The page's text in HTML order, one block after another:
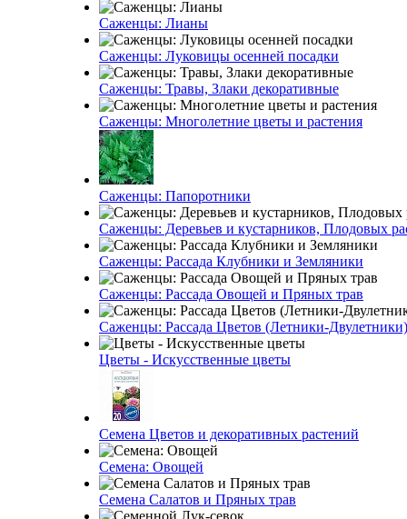
Саженцы: Лианы
Саженцы: Луковицы осенней посадки
Саженцы: Травы, Злаки декоративные
Саженцы: Многолетние цветы и растения
Саженцы: Папоротники
Саженцы: Деревьев и кустарников, Плодовых
Саженцы: Рассада Клубники и Земляники
Саженцы: Рассада Овощей и Пряных трав
Саженцы: Рассада Цветов (Летники-Двулетники)
Цветы - Искусственные цветы
Семена Цветов и декоративных растений
Семена: Овощей
Семена Салатов и Пряных трав